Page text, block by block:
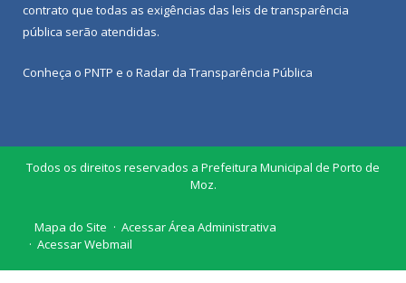
contrato que todas as exigências das leis de transparência
pública serão atendidas.
Conheça o PNTP e o Radar da Transparência Pública
Todos os direitos reservados a Prefeitura Municipal de Porto de
Moz.
Mapa do Site
Acessar Área Administrativa
Acessar Webmail